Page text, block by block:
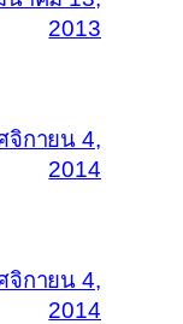
2013
จิกายน 4,
2014
จิกายน 4,
2014